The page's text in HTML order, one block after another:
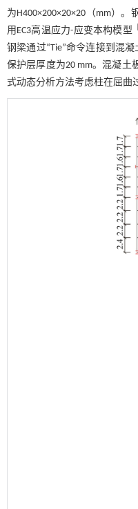
为H400×200×20×20（mm）
用EC3高温应力-应变本构模型
钢梁通过“Tie”命令连接到混
保护层厚度为20 mm。混凝土
式动态分析方法考虑柱在屈曲